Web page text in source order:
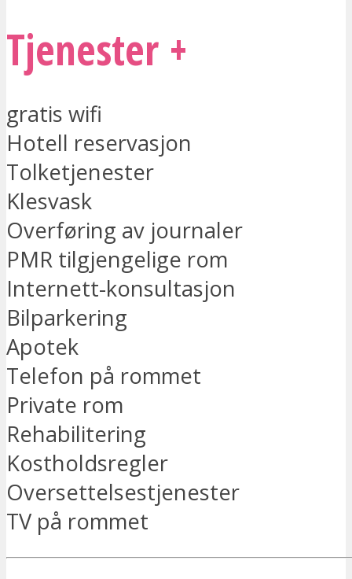
Tjenester +
gratis wifi
Hotell reservasjon
Tolketjenester
Klesvask
Overføring av journaler
PMR tilgjengelige rom
Internett-konsultasjon
Bilparkering
Apotek
Telefon på rommet
Private rom
Rehabilitering
Kostholdsregler
Oversettelsestjenester
TV på rommet